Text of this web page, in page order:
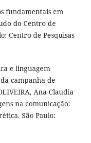
fundamentais em
do Centro de
Centro de Pesquisas
e linguagem
campanha de
Ana Claudia
na comunicação:
São Paulo: